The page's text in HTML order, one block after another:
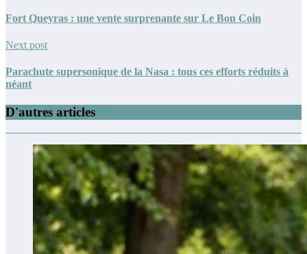
Fort Queyras : une vente surprenante sur Le Bon Coin
Next post
Parachute supersonique de la Nasa : tous ces efforts réduits à
néant
D'autres articles